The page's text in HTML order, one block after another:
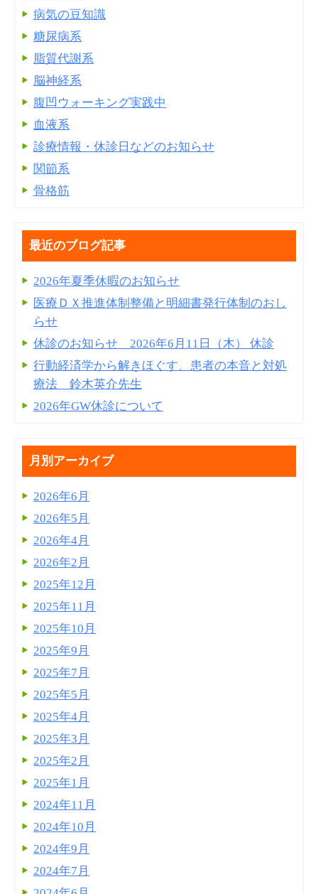
病気の豆知識
糖尿病系
脂質代謝系
脳神経系
腹凹ウォーキング実践中
血液系
診療情報・休診日などのお知らせ
関節系
骨格筋
最近のブログ記事
2026年夏季休暇のお知らせ
医療ＤＸ推進体制整備と明細書発⾏体制のおし
らせ
休診のお知らせ 2026年6月11日（木） 休診
行動経済学から解きほぐす、患者の本音と対処
療法 鈴木英介先生
2026年GW休診について
月別アーカイブ
2026年6月
2026年5月
2026年4月
2026年2月
2025年12月
2025年11月
2025年10月
2025年9月
2025年7月
2025年5月
2025年4月
2025年3月
2025年2月
2025年1月
2024年11月
2024年10月
2024年9月
2024年7月